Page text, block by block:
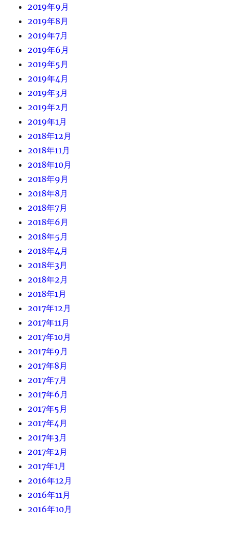
2019年9月
2019年8月
2019年7月
2019年6月
2019年5月
2019年4月
2019年3月
2019年2月
2019年1月
2018年12月
2018年11月
2018年10月
2018年9月
2018年8月
2018年7月
2018年6月
2018年5月
2018年4月
2018年3月
2018年2月
2018年1月
2017年12月
2017年11月
2017年10月
2017年9月
2017年8月
2017年7月
2017年6月
2017年5月
2017年4月
2017年3月
2017年2月
2017年1月
2016年12月
2016年11月
2016年10月